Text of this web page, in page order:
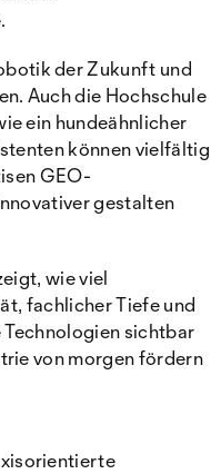
der Zukunft und
Auch die Hochschule
ein hundeähnlicher
können vielfältig
GEO-
gestalten
wie viel
fachlicher Tiefe und
sichtbar
von morgen fördern